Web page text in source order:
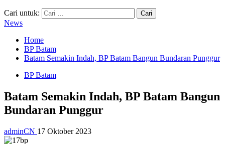
Cari untuk:
News
Home
BP Batam
Batam Semakin Indah, BP Batam Bangun Bundaran Punggur
BP Batam
Batam Semakin Indah, BP Batam Bangun
Bundaran Punggur
adminCN 17 Oktober 2023